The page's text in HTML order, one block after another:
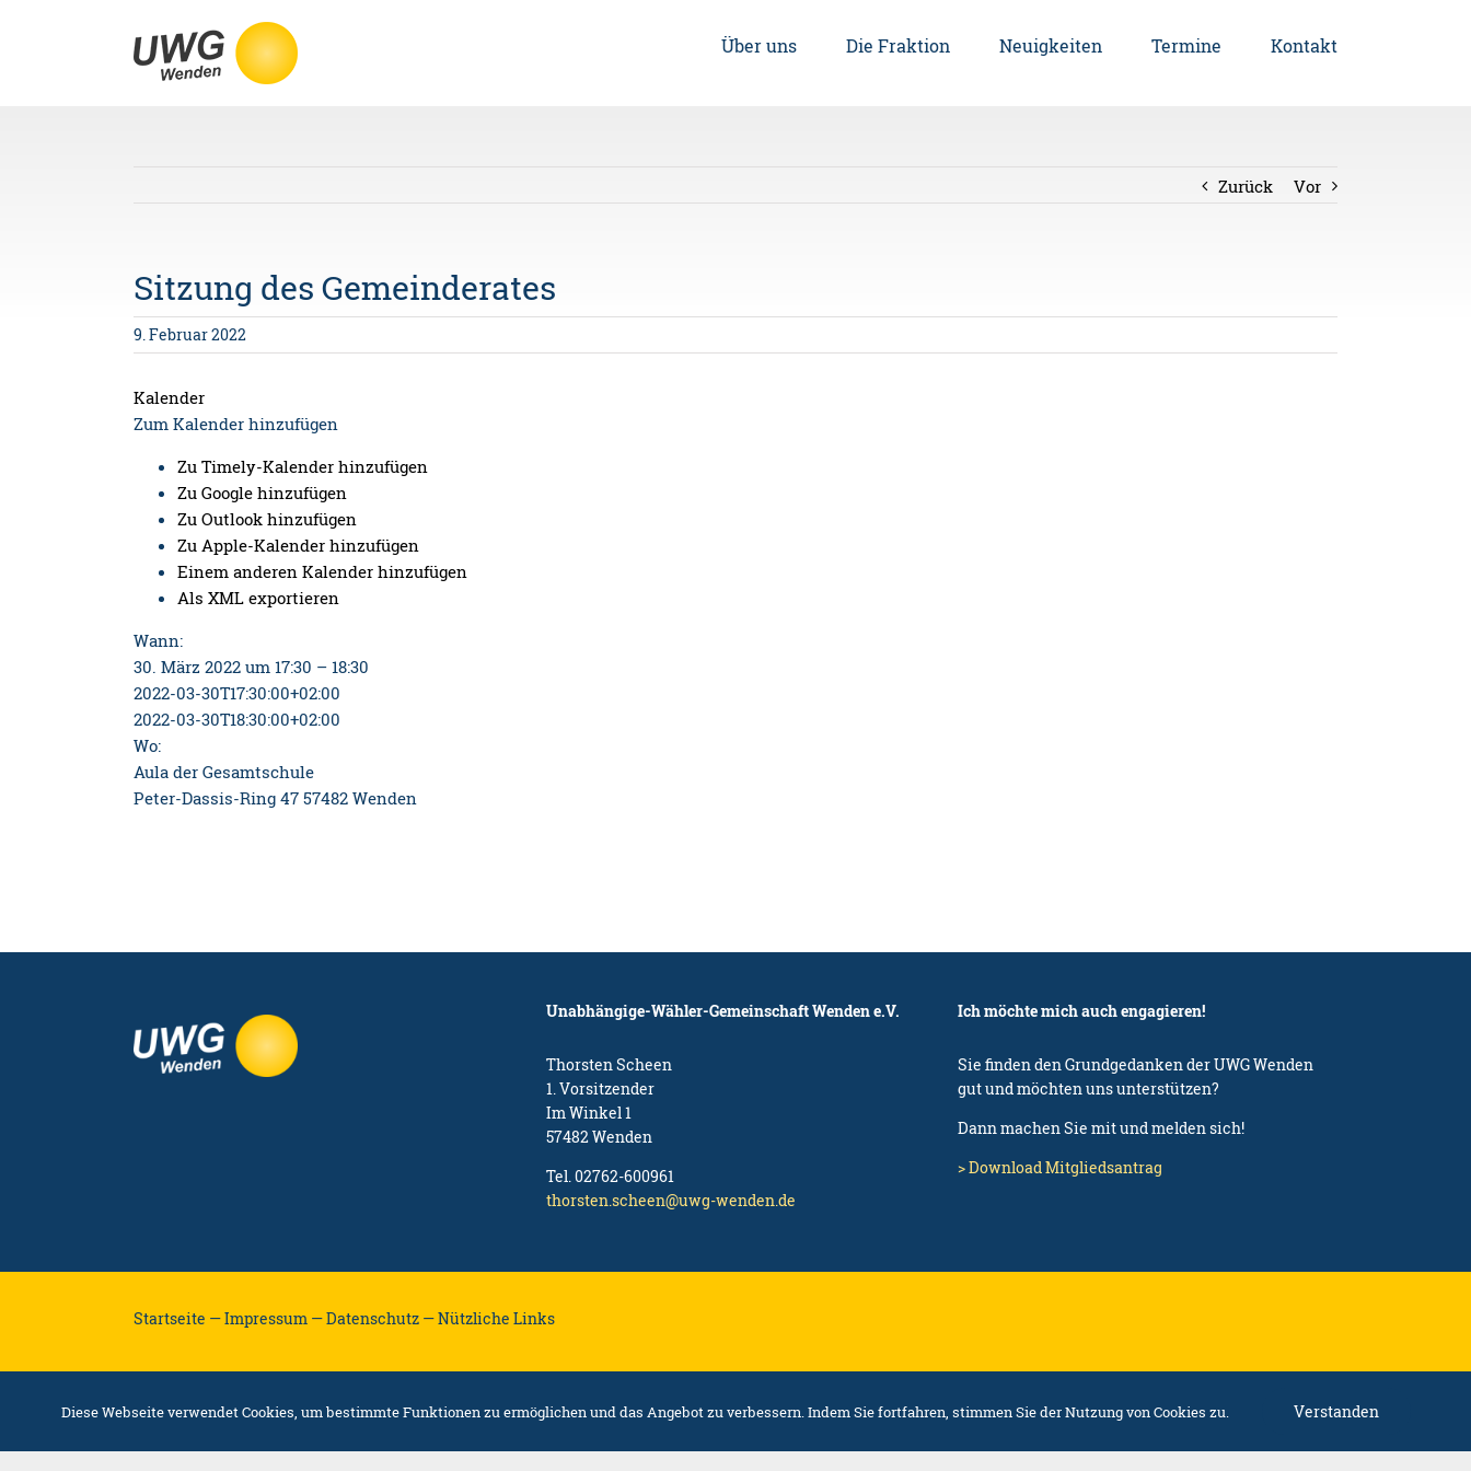
Über uns Die Fraktion Neuigkeiten Termine Kontakt
Zurück Vor
Sitzung des Gemeinderates
9. Februar 2022
Kalender
Zum Kalender hinzufügen
Zu Timely-Kalender hinzufügen
Zu Google hinzufügen
Zu Outlook hinzufügen
Zu Apple-Kalender hinzufügen
Einem anderen Kalender hinzufügen
Als XML exportieren
Wann:
30. März 2022 um 17:30 – 18:30
2022-03-30T17:30:00+02:00
2022-03-30T18:30:00+02:00
Wo:
Aula der Gesamtschule
Peter-Dassis-Ring 47 57482 Wenden
Unabhängige-Wähler-Gemeinschaft Wenden e.V.
Thorsten Scheen
1. Vorsitzender
Im Winkel 1
57482 Wenden
Tel. 02762-600961
thorsten.scheen@uwg-wenden.de
Ich möchte mich auch engagieren!
Sie finden den Grundgedanken der UWG Wenden
gut und möchten uns unterstützen?
Dann machen Sie mit und melden sich!
> Download Mitgliedsantrag
Startseite —Impressum —Datenschutz —Nützliche Links
/
Diese Webseite verwendet Cookies, um bestimmte Funktionen zu ermöglichen und das Angebot zu verbessern. Indem Sie fortfahren, stimmen Sie der Nutzung von Cookies zu. Verstanden